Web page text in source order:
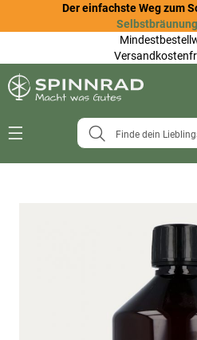
Der einfachste Weg zum
Navigation